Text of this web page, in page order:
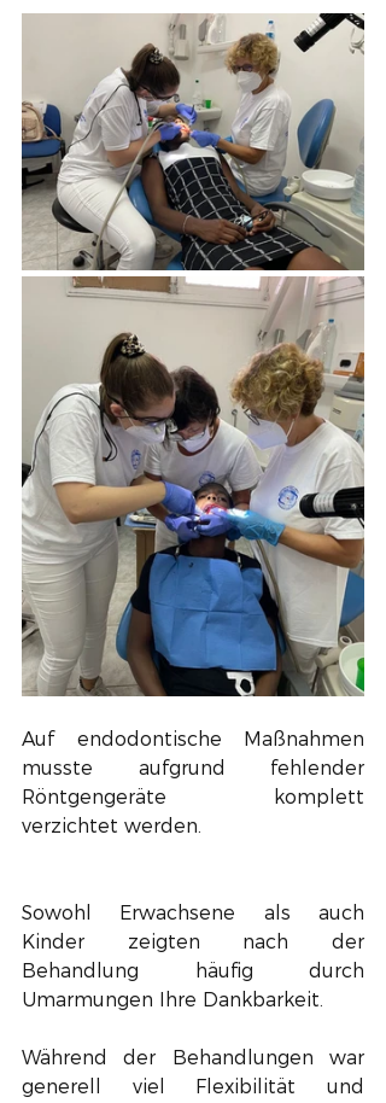
Auf endodontische Maßnahmen
musste aufgrund fehlender
Röntgengeräte komplett
verzichtet werden.
Sowohl Erwachsene als auch
Kinder zeigten nach der
Behandlung häufig durch
Umarmungen Ihre Dankbarkeit.
Während der Behandlungen war
generell viel Flexibilität und